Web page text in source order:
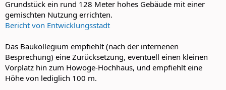
Grundstück ein rund 128 Meter hohes Gebäude mit einer
gemischten Nutzung errichten.
Bericht von Entwicklungsstadt
Das Baukollegium empfiehlt (nach der internenen
Besprechung) eine Zurücksetzung, eventuell einen kleinen
Vorplatz hin zum Howoge-Hochhaus, und empfiehlt eine
Höhe von lediglich 100 m.